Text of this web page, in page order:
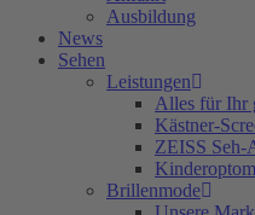
Ausbildung
News
Sehen
Leistungen
Alles für Ihr
Kästner-
ZEISS Seh-
Brillenmode